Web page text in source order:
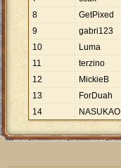
8
GetPixed
9
gabri123
10
Luma
11
terzino
12
MickieB
13
ForDuah
14
NASUKAO